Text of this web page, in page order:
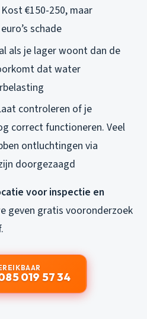
€150-250, maar
schade
als je lager woont dan de
dat water
controleren of je
correct functioneren. Veel
ontluchtingen via
doorgezaagd
voor inspectie en
geven gratis vooronderzoek
019 57 34